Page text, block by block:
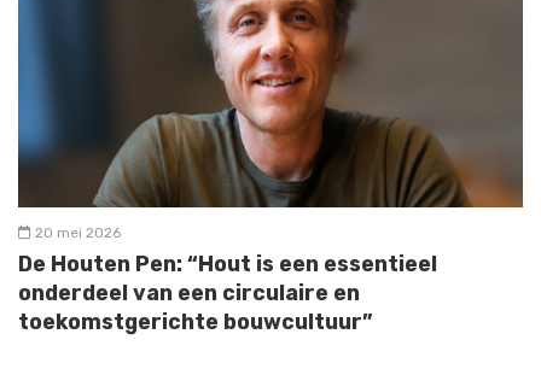
20 mei 2026
De Houten Pen: “Hout is een essentieel
onderdeel van een circulaire en
toekomstgerichte bouwcultuur”